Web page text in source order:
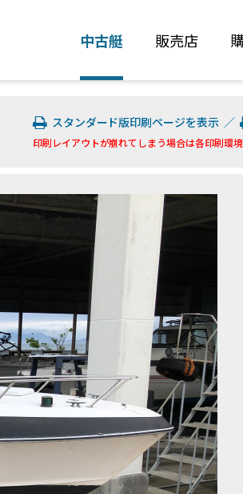
中古艇 販売店
スタンダード版印刷ページを表示 ／
印刷レイアウトが崩れてしまう場合は各印刷環